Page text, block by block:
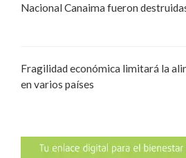
Nacional Canaima fueron
Fragilidad económica limitará la
en varios países